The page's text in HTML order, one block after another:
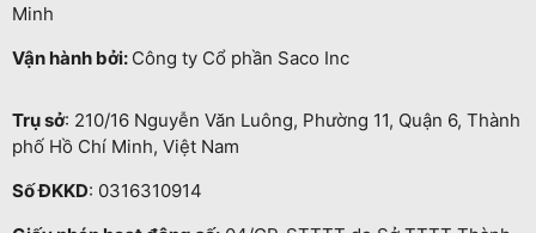
Minh
Vận hành bởi: Công ty Cổ phần Saco Inc
Trụ sở: 210/16 Nguyễn Văn Luông, Phường 11, Quận 6, Thành
phố Hồ Chí Minh, Việt Nam
Số ĐKKD: 0316310914